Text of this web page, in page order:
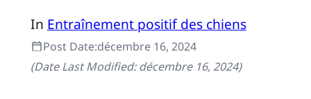
In Entraînement positif des chiens
Post Date:décembre 16, 2024
(Date Last Modified:décembre 16, 2024)